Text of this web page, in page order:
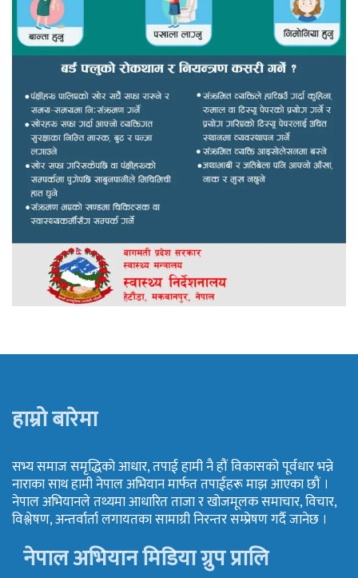
हाम्रो बारेमा
सभ्य समाज समृद्धिको आधार, तपाई हामी नै हौं विकासको पूर्वधार भन्ने
नाराका साथ हामी नेपाल अभियान मार्फत तपाईहरू माझ आएका छौं ।
नेपाल अभियानले तथ्यमा आधारित ताजा र खोजमूलक समाचार, विचार,
विश्लेषण, अन्तर्वार्ता लगायतका सामाग्री निरन्तर सम्प्रेषण गर्दै जानेछ ।
नेपाल अभियान मिडिया ग्रुप प्रालि